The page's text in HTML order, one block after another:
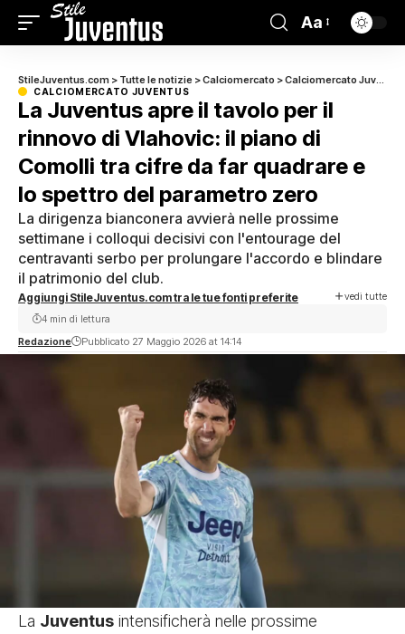
Aa
StileJuventus.com > Tutte le notizie >Calciomercato >Calciomercato Juventus
CALCIOMERCATO JUVENTUS
La Juventus apre il tavolo per il
rinnovo di Vlahovic: il piano di
Comolli tra cifre da far quadrare e
lo spettro del parametro zero
La dirigenza bianconera avvierà nelle prossime
settimane i colloqui decisivi con l'entourage del
centravanti serbo per prolungare l'accordo e blindare
il patrimonio del club.
Aggiungi StileJuventus.com tra le tue fonti preferite vedi tutte
Redazione Pubblicato 27 Maggio 2026 at 14:14
4 min di lettura
La Juventus intensificherà nelle prossime